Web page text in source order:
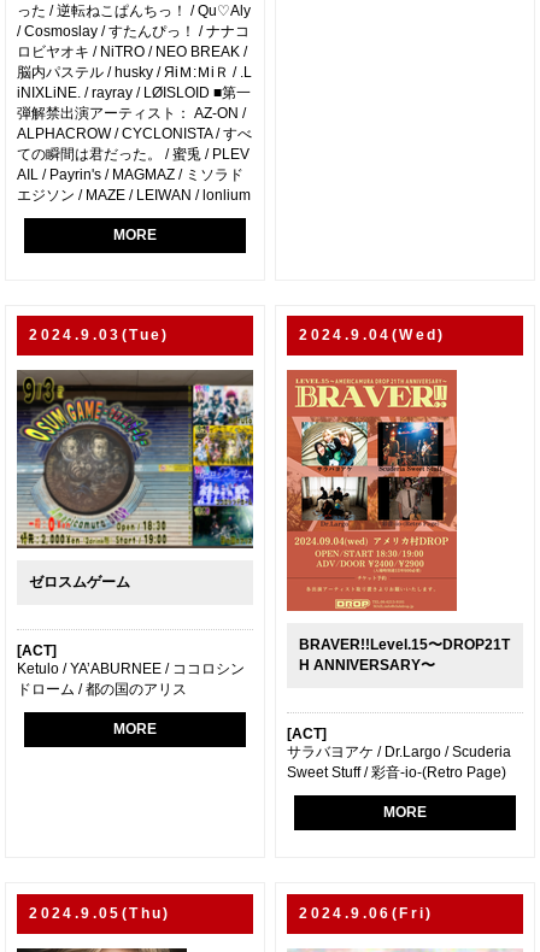
った / 逆転ねこぱんちっ！ / Qu♡Aly
/ Cosmoslay / すたんぴっ！ / ナナコ
ロビヤオキ / NiTRO / NEO BREAK /
脳内パステル / husky / ЯiＭ:ＭiＲ / .L
iNIXLiNE. / rayray / LØISLOID ■第一
弾解禁出演アーティスト： AZ-ON /
ALPHACROW / CYCLONISTA / すべ
ての瞬間は君だった。 / 蜜兎 / PLEV
AIL / Payrin's / MAGMAZ / ミソラド
エジソン / MAZE / LEIWAN / lonlium
MORE
2024.9.03(Tue)
ゼロスムゲーム
[ACT]
Ketulo / YA’ABURNEE / ココロシン
ドローム / 都の国のアリス
MORE
2024.9.04(Wed)
BRAVER!!Level.15〜DROP21T
H ANNIVERSARY〜
[ACT]
サラバヨアケ / Dr.Largo / Scuderia
Sweet Stuff / 彩音-io-(Retro Page)
MORE
2024.9.05(Thu) 2024.9.06(Fri)